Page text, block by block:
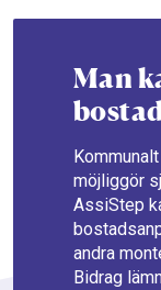
Man
möjliggör
AssiStep
andra
Bidrag